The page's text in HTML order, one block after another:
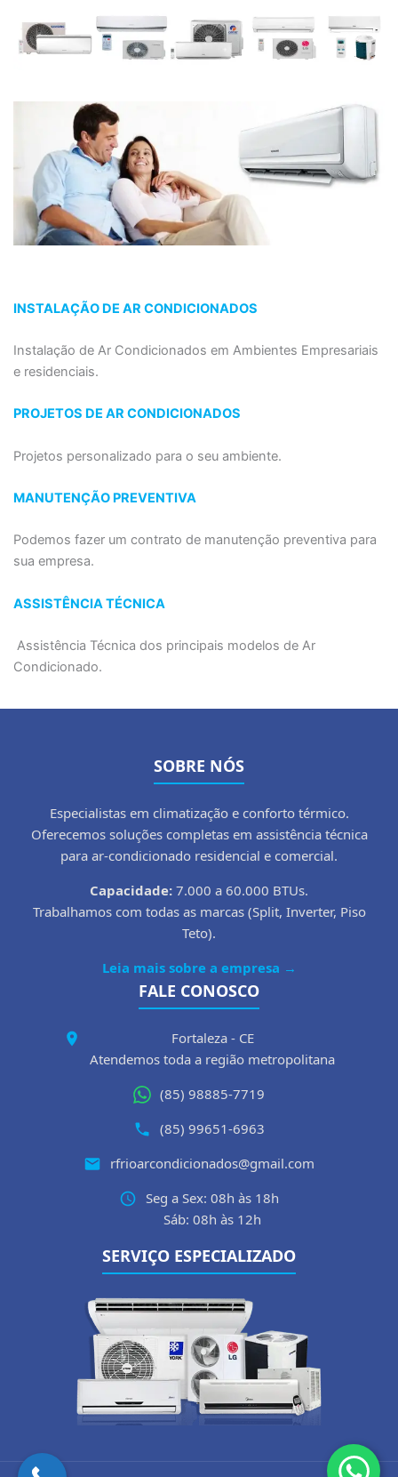
INSTALAÇÃO DE AR CONDICIONADOS
Instalação de Ar Condicionados em Ambientes Empresariais
e residenciais.
PROJETOS DE AR CONDICIONADOS
Projetos personalizado para o seu ambiente.
MANUTENÇÃO PREVENTIVA
Podemos fazer um contrato de manutenção preventiva para
sua empresa.
ASSISTÊNCIA TÉCNICA
Assistência Técnica dos principais modelos de Ar
Condicionado.
SOBRE NÓS
Especialistas em climatização e conforto térmico.
Oferecemos soluções completas em assistência técnica
para ar-condicionado residencial e comercial.
Capacidade: 7.000 a 60.000 BTUs.
Trabalhamos com todas as marcas (Split, Inverter, Piso
Teto).
Leia mais sobre a empresa →
FALE CONOSCO
Fortaleza - CE
Atendemos toda a região metropolitana
(85) 98885-7719
(85) 99651-6963
rfrioarcondicionados@gmail.com
Seg a Sex: 08h às 18h
Sáb: 08h às 12h
SERVIÇO ESPECIALIZADO